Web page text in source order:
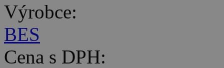
Výrobce:
BES
Cena s DPH: